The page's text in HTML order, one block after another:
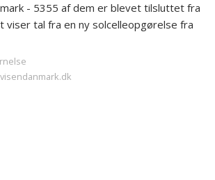
- 5355 af dem er blevet tilsluttet fra
viser tal fra en ny solcelleopgørelse fra